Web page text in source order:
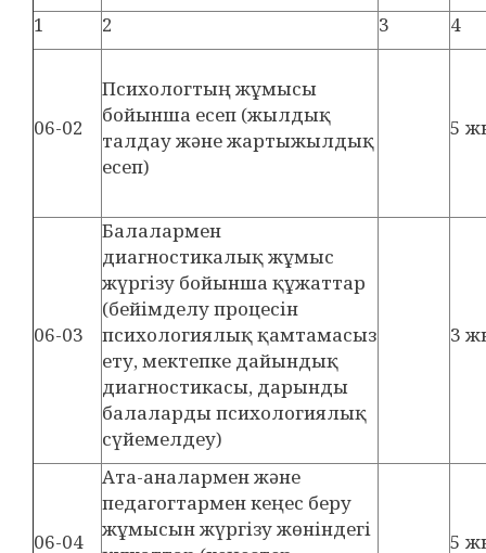
1 2 3 4
06-02
Психологтың жұмысы
бойынша есеп (жылдық
талдау және жартыжылдық
есеп)
5
06-03
Балалармен
диагностикалық жұмыс
жүргізу бойынша құжаттар
(бейімделу процесін
психологиялық қамтамасыз
ету, мектепке дайындық
диагностикасы, дарынды
балаларды психологиялық
сүйемелдеу)
3
06-04
Ата-аналармен және
педагогтармен кеңес беру
жұмысын жүргізу жөніндегі
5